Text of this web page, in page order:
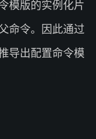
模版的实例化片
命令。因此通过
导出配置命令模